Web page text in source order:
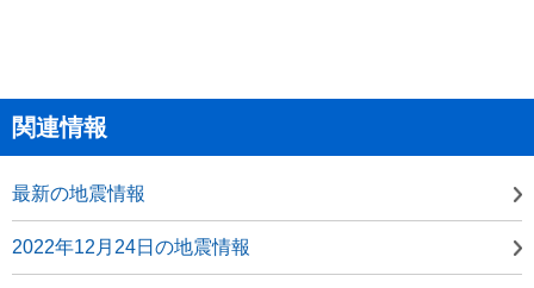
関連情報
最新の地震情報
2022年12月24日の地震情報